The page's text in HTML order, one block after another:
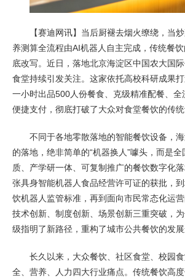
【赛迪网讯】当后厨褪去烟火缭绕，当
养测算全流程由AI机器人自主完成，传统餐
底改写。近日，落地北京海淀区中国农大国
食堂持续引发关注。这家依托高校科研成果
一小时出品500人份餐食、克级精准配餐、
便捷支付，彻底打破了大众对食堂餐饮的传统
不同于各地零散落地的智能餐饮设备，
的落地，绝非简单的“机器换人”噱头，而是
质、产学研一体、可复制推广的餐饮数字化
张具身智能机器人食品经营许可证的获批，
饮机器人监管标准，再到面向市民常态化运
技术创新、制度创新、场景创新三重突破，
级指明了新路径，重构了城市公共餐饮的发展
长久以来，大众餐饮、社区食堂、校园
全、营养、人力四大行业痛点。传统餐饮高